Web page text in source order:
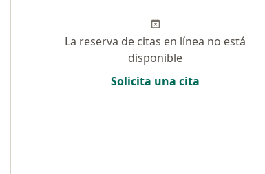
La reserva de citas en línea no está
disponible
Solicita una cita